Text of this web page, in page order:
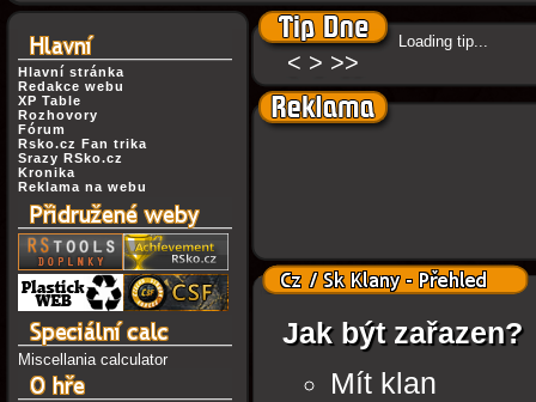
Hlavní stránka
Redakce webu
XP Table
Rozhovory
Fórum
Rsko.cz Fan trika
Srazy RSko.cz
Kronika
Reklama na webu
Miscellania calculator
< > >>
Loading tip...
Jak být zařazen?
Mít klan